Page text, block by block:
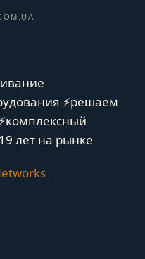
⚡решаем
лет на рынке